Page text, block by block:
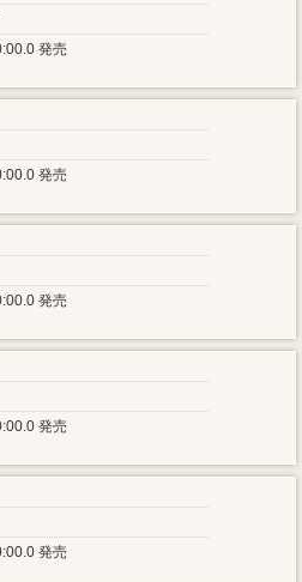
発売
発売
発売
発売
発売